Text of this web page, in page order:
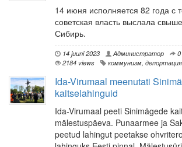
14 июня исполняется 82 года с
советская власть выслала
Сибирь.
14 juuni 2023 Администратор
2184 views
коммунизм, депортация
Ida-Virumaal meenutati
kaitselahinguid
Ida-Virumaal peeti Sinimägede
mälestuspäeva. Punaarmee ja
peetud lahingut peetakse